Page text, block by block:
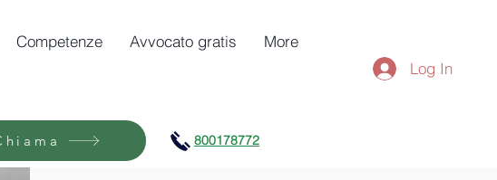
Competenze Avvocato gratis
More
800178772
Log In